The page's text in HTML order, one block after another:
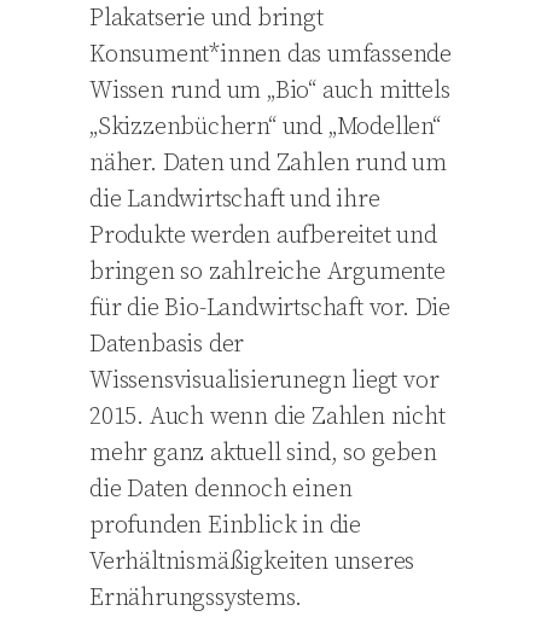
Plakatserie und bringt
Konsument*innen das umfassende
Wissen rund um „Bio“ auch mittels
„Skizzenbüchern“ und „Modellen“
näher. Daten und Zahlen rund um
die Landwirtschaft und ihre
Produkte werden aufbereitet und
bringen so zahlreiche Argumente
für die Bio-Landwirtschaft vor. Die
Datenbasis der
Wissensvisualisierunegn liegt vor
2015. Auch wenn die Zahlen nicht
mehr ganz aktuell sind, so geben
die Daten dennoch einen
profunden Einblick in die
Verhältnismäßigkeiten unseres
Ernährungssystems.